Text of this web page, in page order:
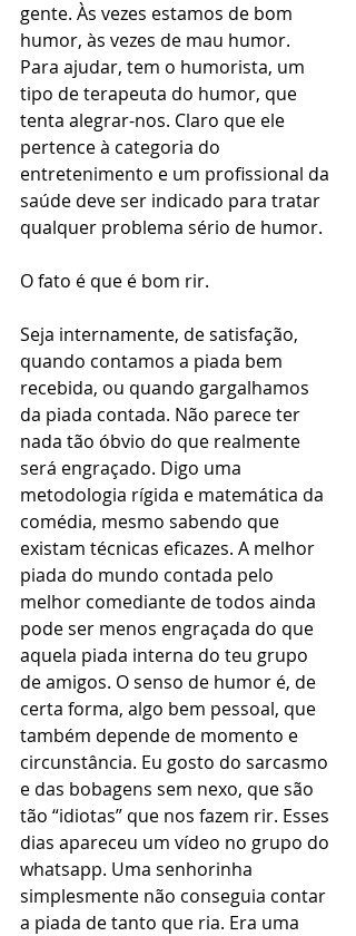
gente. Às vezes estamos de bom
humor, às vezes de mau humor.
Para ajudar, tem o humorista, um
tipo de terapeuta do humor, que
tenta alegrar-nos. Claro que ele
pertence à categoria do
entretenimento e um profissional da
saúde deve ser indicado para tratar
qualquer problema sério de humor.
O fato é que é bom rir.
Seja internamente, de satisfação,
quando contamos a piada bem
recebida, ou quando gargalhamos
da piada contada. Não parece ter
nada tão óbvio do que realmente
será engraçado. Digo uma
metodologia rígida e matemática da
comédia, mesmo sabendo que
existam técnicas eficazes. A melhor
piada do mundo contada pelo
melhor comediante de todos ainda
pode ser menos engraçada do que
aquela piada interna do teu grupo
de amigos. O senso de humor é, de
certa forma, algo bem pessoal, que
também depende de momento e
circunstância. Eu gosto do sarcasmo
e das bobagens sem nexo, que são
tão “idiotas” que nos fazem rir. Esses
dias apareceu um vídeo no grupo do
whatsapp. Uma senhorinha
simplesmente não conseguia contar
a piada de tanto que ria. Era uma